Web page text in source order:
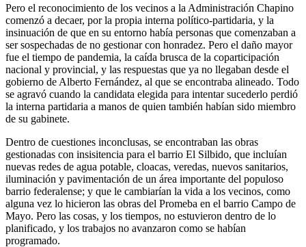
Pero el reconocimiento de los vecinos a la Administración Chapino
comenzó a decaer, por la propia interna político-partidaria, y la
insinuación de que en su entorno había personas que comenzaban a
ser sospechadas de no gestionar con honradez. Pero el daño mayor
fue el tiempo de pandemia, la caída brusca de la coparticipación
nacional y provincial, y las respuestas que ya no llegaban desde el
gobierno de Alberto Fernández, al que se encontraba alineado. Todo
se agravó cuando la candidata elegida para intentar sucederlo perdió
la interna partidaria a manos de quien también habían sido miembro
de su gabinete.
Dentro de cuestiones inconclusas, se encontraban las obras
gestionadas con insisitencia para el barrio El Silbido, que incluían
nuevas redes de agua potable, cloacas, veredas, nuevos sanitarios,
iluminación y pavimentación de un área importante del populoso
barrio federalense; y que le cambiarían la vida a los vecinos, como
alguna vez lo hicieron las obras del Promeba en el barrio Campo de
Mayo. Pero las cosas, y los tiempos, no estuvieron dentro de lo
planificado, y los trabajos no avanzaron como se habían
programado.